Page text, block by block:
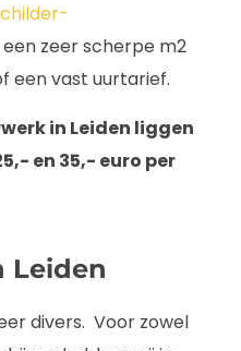
zeer scherpe m2
een vast uurtarief.
in Leiden liggen
en 35,- euro per
Leiden
divers. Voor zowel